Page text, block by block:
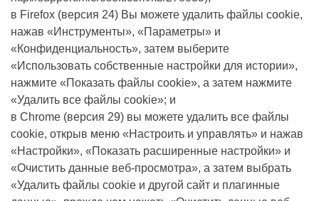
в Firefox (версия 24) Вы можете удалить файлы cookie,
нажав «Инструменты», «Параметры» и
«Конфиденциальность», затем выберите
«Использовать собственные настройки для истории»,
нажмите «Показать файлы cookie», а затем нажмите
«Удалить все файлы cookie»; и
в Chrome (версия 29) вы можете удалить все файлы
cookie, открыв меню «Настроить и управлять» и нажав
«Настройки», «Показать расширенные настройки» и
«Очистить данные веб-просмотра», а затем выбрать
«Удалить файлы cookie и другой сайт и плагинные